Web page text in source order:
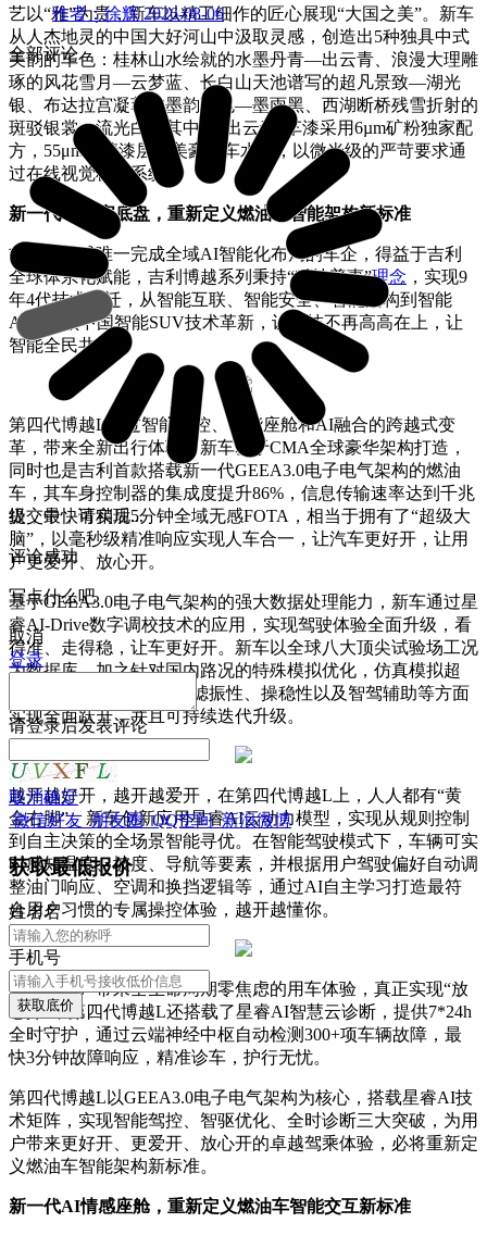
艺以“雅”为贵，新车以精工细作的匠心展现“大国之美”。新车
从人杰地灵的中国大好河山中汲取灵感，创造出5种独具中式
美韵的车色：桂林山水绘就的水墨丹青—出云青、浪漫大理雕
琢的风花雪月—云梦蓝、长白山天池谱写的超凡景致—湖光
银、布达拉宫凝萃的墨韵夜色—墨雨黑、西湖断桥残雪折射的
斑驳银裳—流光白。其中，“出云青”车漆采用6µm矿粉独家配
方，55μm厚清漆层媲美豪华车水准，以微米级的严苛要求通
过在线视觉检测系统。
新一代AI数字底盘，重新定义燃油车智能架构新标准
吉利是全球唯一完成全域AI智能化布局的车企，得益于吉利
全球体系化赋能，吉利博越系列秉持“科技普惠”理念 ，实现9
年4代技术跃迁，从智能互联、智能安全、智能架构到智能
AI，引领中国智能SUV技术革新，让科技不再高高在上，让
智能全民共享。
第四代博越L通过智能驾控、智能座舱和AI融合的跨越式变
革，带来全新出行体验。新车基于CMA全球豪华架构打造，
同时也是吉利首款搭载新一代GEEA3.0电子电气架构的燃油
车，其车身控制器的集成度提升86%，信息传输速率达到千兆
级，最快可实现5分钟全域无感FOTA，相当于拥有了“超级大
脑”，以毫秒级精准响应实现人车合一，让汽车更好开，让用
户更爱开、放心开。
基于GEEA3.0电子电气架构的强大数据处理能力，新车通过星
睿AI-Drive数字调校技术的应用，实现驾驶体验全面升级，看
得准、走得稳，让车更好开。新车以全球八大顶尖试验场工况
为数据库，加之针对国内路况的特殊模拟优化，仿真模拟超
100万公里复杂工况，在滤振性、操稳性以及智驾辅助等方面
实现全面跃升，并且可持续迭代升级。
越开越好开，越开越爱开，在第四代博越L上，人人都有“黄
金右脚”。新车创新应用星睿AI云动力模型，实现从规则控制
到自主决策的全场景智能寻优。在智能驾驶模式下，车辆可实
时感知温度、坡度、导航等要素，并根据用户驾驶偏好自动调
整油门响应、空调和换挡逻辑等，通过AI自主学习打造最符
合用户习惯的专属操控体验，越开越懂你。
为了给用户带来全生命周期零焦虑的用车体验，真正实现“放
心开”，第四代博越L还搭载了星睿AI智慧云诊断，提供7*24h
全时守护，通过云端神经中枢自动检测300+项车辆故障，最
快3分钟故障响应，精准诊车，护行无忧。
第四代博越L以GEEA3.0电子电气架构为核心，搭载星睿AI技
术矩阵，实现智能驾控、智驱优化、全时诊断三大突破，为用
户带来更好开、更爱开、放心开的卓越驾乘体验，必将重新定
义燃油车智能架构新标准。
新一代AI情感座舱，重新定义燃油车智能交互新标准
作者：徐辉 2026-08-06
全部评论
提交中，请稍后...
评论成功
写点什么吧
取消
登录
请登录后发表评论
取消确定
微信好友 朋友圈 QQ空间 新浪微博
获取最低报价
姓名名
手机号
获取底价